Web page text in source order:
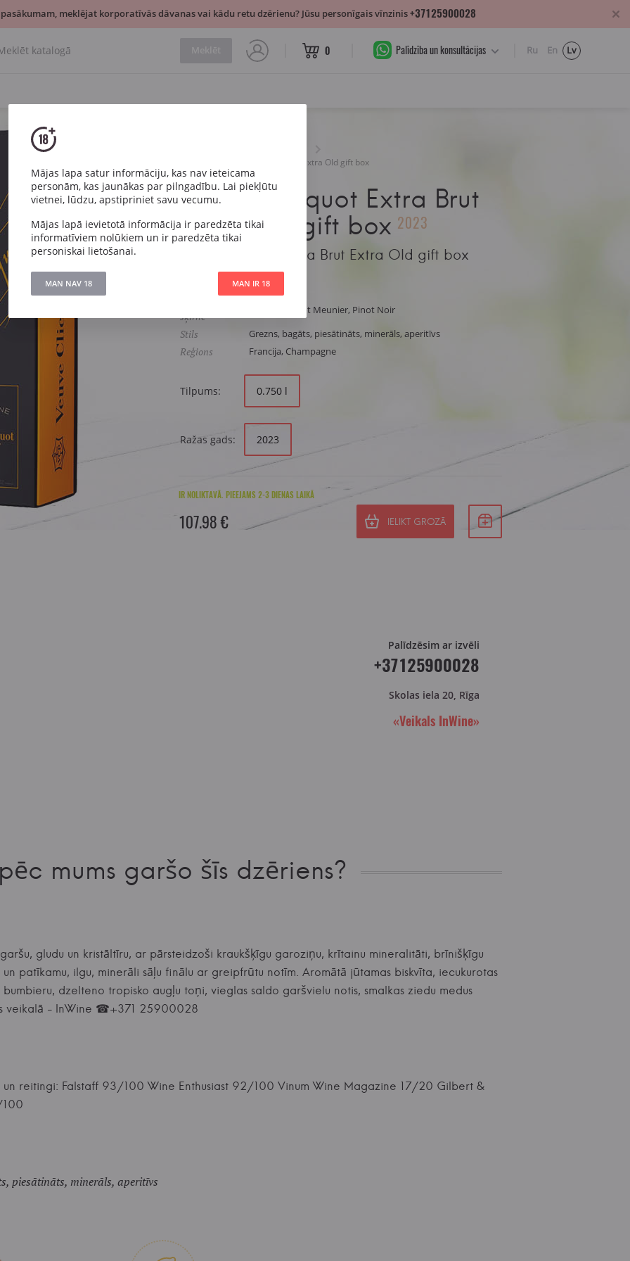
0 Palīdzība un konsultācijas Ru En Lv
Veuve Clicquot Extra Brut Extra Old gift box
Veuve Clicquot Extra Brut
Extra Old gift box 2023
Veuve Clicquot Extra Brut Extra Old gift box
306
šķirne
Šardone, Pinot Meunier, Pinot Noir
Stils Grezns, bagāts, piesātināts, minerāls, aperitīvs
Reģions Francija, Champagne
Tilpums: 0.750 l
Ražas gads: 2023
IR NOLIKTAVĀ. PIEEJAMS 2-3 DIENAS LAIKĀ
107.98 € IELIKT GROZĀ
Palīdzēsim ar izvēli
+37125900028
Skolas iela 20, Rīga
«Veikals InWine»
mums garšo šīs dzēriens?
gludu un kristāltīru, ar pārsteidzoši kraukšķīgu garoziņu, krītainu mineralitāti, brīnišķīgu
patīkamu, ilgu, minerāli sāļu finālu ar greipfrūtu notīm. Aromātā jūtamas biskvīta, iecukurotas
dzelteno tropisko augļu toņi, vieglas saldo garšvielu notis, smalkas ziedu medus
veikalā - InWine ☎+371 25900028
un reitingi: Falstaff 93/100 Wine Enthusiast 92/100 Vinum Wine Magazine 17/20 Gilbert &
piesātināts, minerāls, aperitīvs
Mājas lapa satur informāciju, kas nav ieteicama
personām, kas jaunākas par pilngadību. Lai piekļūtu
vietnei, lūdzu, apstipriniet savu vecumu.
Mājas lapā ievietotā informācija ir paredzēta tikai
informatīviem nolūkiem un ir paredzēta tikai
personiskai lietošanai.
MAN NAV 18 MAN IR 18
meklējat korporatīvās dāvanas vai kādu retu dzērienu? Jūsu personīgais vīnzinis+37125900028